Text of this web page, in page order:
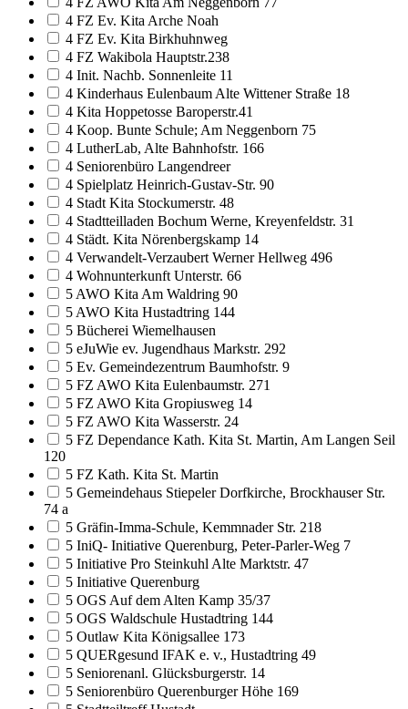
4 FZ Ev. Kita Arche Noah
4 FZ Ev. Kita Birkhuhnweg
4 FZ Wakibola Hauptstr.238
4 Init. Nachb. Sonnenleite 11
4 Kinderhaus Eulenbaum Alte Wittener Straße 18
4 Kita Hoppetosse Baroperstr.41
4 Koop. Bunte Schule; Am Neggenborn 75
4 LutherLab, Alte Bahnhofstr. 166
4 Seniorenbüro Langendreer
4 Spielplatz Heinrich-Gustav-Str. 90
4 Stadt Kita Stockumerstr. 48
4 Stadtteilladen Bochum Werne, Kreyenfeldstr. 31
4 Städt. Kita Nörenbergskamp 14
4 Verwandelt-Verzaubert Werner Hellweg 496
4 Wohnunterkunft Unterstr. 66
5 AWO Kita Am Waldring 90
5 AWO Kita Hustadtring 144
5 Bücherei Wiemelhausen
5 eJuWie ev. Jugendhaus Markstr. 292
5 Ev. Gemeindezentrum Baumhofstr. 9
5 FZ AWO Kita Eulenbaumstr. 271
5 FZ AWO Kita Gropiusweg 14
5 FZ AWO Kita Wasserstr. 24
5 FZ Dependance Kath. Kita St. Martin, Am Langen Seil
120
5 FZ Kath. Kita St. Martin
5 Gemeindehaus Stiepeler Dorfkirche, Brockhauser Str.
74 a
5 Gräfin-Imma-Schule, Kemmnader Str. 218
5 IniQ- Initiative Querenburg, Peter-Parler-Weg 7
5 Initiative Pro Steinkuhl Alte Marktstr. 47
5 Initiative Querenburg
5 OGS Auf dem Alten Kamp 35/37
5 OGS Waldschule Hustadtring 144
5 Outlaw Kita Königsallee 173
5 QUERgesund IFAK e. v., Hustadtring 49
5 Seniorenanl. Glücksburgerstr. 14
5 Seniorenbüro Querenburger Höhe 169